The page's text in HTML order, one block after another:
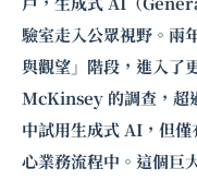
驗室走入公眾視野。兩
與觀望」階段，進入了
McKinsey 的調查，超
中試用生成式 AI，但
心業務流程中。這個巨